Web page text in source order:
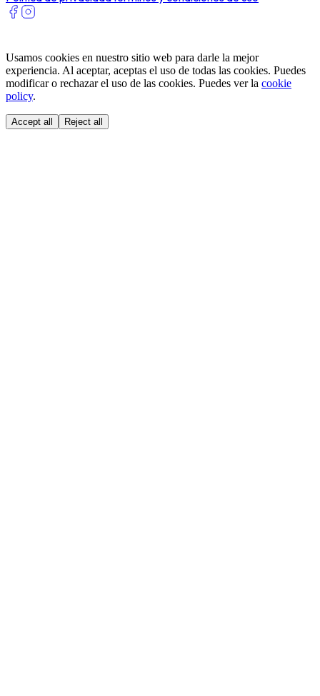
Usamos cookies en nuestro sitio web para darle la mejor
experiencia. Al aceptar, aceptas el uso de todas las cookies. Puedes
modificar o rechazar el uso de las cookies. Puedes ver la cookie
policy.
Accept all Reject all